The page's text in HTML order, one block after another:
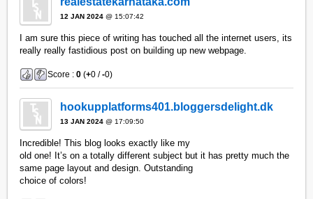
12 JAN 2024 @ 15:07:42
I am sure this piece of writing has touched all the internet users, its
really really fastidious post on building up new webpage.
Score :0 (+0 /-0)
hookupplatforms401.bloggersdelight.dk
13 JAN 2024 @ 17:09:50
Incredible! This blog looks exactly like my
old one! It’s on a totally different subject but it has pretty much the
same page layout and design. Outstanding
choice of colors!